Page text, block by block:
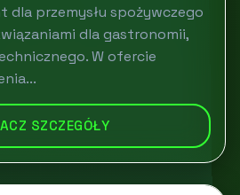
dla przemysłu spożywczego
dla gastronomii,
W ofercie
SZCZEGÓŁY